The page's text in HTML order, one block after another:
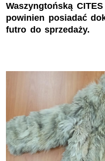
Waszyngtońską
powinien posiadać
futro do sprzedaży.